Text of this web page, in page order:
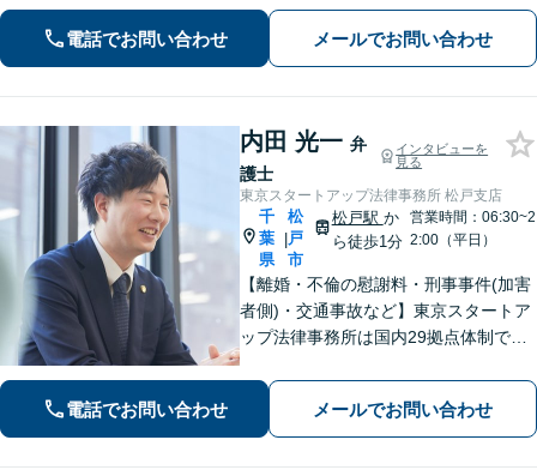
頼者に寄り添うスタイルに定評あり。
「解決後の生活から考える」がモット
ー。
電話でお問い合わせ メールでお問い合わせ
内田 光一 弁
護士
インタビューを
見る
東京スタートアップ法律事務所 松戸支店
千
葉
県
|
松
戸
市
松戸駅 か
ら徒歩1分
営業時間：06:30~2
2:00（平日）
【離婚・不倫の慰謝料・刑事事件(加害
者側)・交通事故など】東京スタートア
ップ法律事務所は国内29拠点体制で全
対応(法律相談は完全予約制)】各分野で
専門性の高い弁護士が寄り添い解決を
サポートします。
電話でお問い合わせ メールでお問い合わせ